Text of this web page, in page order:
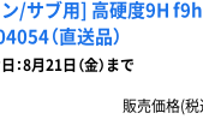
/サブ用] 高硬度9H
（直送品）
：8月21日（金）まで
販売価格(税